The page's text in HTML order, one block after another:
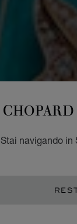
navigando in